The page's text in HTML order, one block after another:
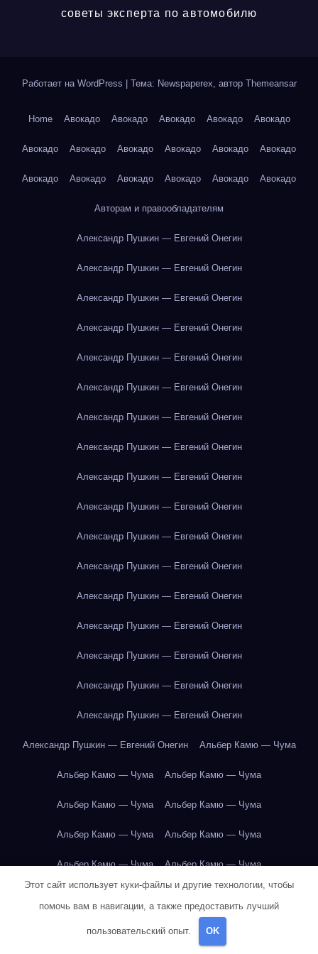
советы эксперта по автомобилю
Работает на WordPress Тема: Newspaperex, автор Themeansar
Home Авокадо Авокадо Авокадо Авокадо Авокадо
Авокадо Авокадо Авокадо Авокадо Авокадо Авокадо
Авокадо Авокадо Авокадо Авокадо Авокадо Авокадо
Авторам и правообладателям
Александр Пушкин — Евгений Онегин
Александр Пушкин — Евгений Онегин
Александр Пушкин — Евгений Онегин
Александр Пушкин — Евгений Онегин
Александр Пушкин — Евгений Онегин
Александр Пушкин — Евгений Онегин
Александр Пушкин — Евгений Онегин
Александр Пушкин — Евгений Онегин
Александр Пушкин — Евгений Онегин
Александр Пушкин — Евгений Онегин
Александр Пушкин — Евгений Онегин
Александр Пушкин — Евгений Онегин
Александр Пушкин — Евгений Онегин
Александр Пушкин — Евгений Онегин
Александр Пушкин — Евгений Онегин
Александр Пушкин — Евгений Онегин
Александр Пушкин — Евгений Онегин
Александр Пушкин — Евгений Онегин Альбер Камю — Чума
Альбер Камю — Чума Альбер Камю — Чума
Альбер Камю — Чума Альбер Камю — Чума
Альбер Камю — Чума Альбер Камю — Чума
Альбер Камю — Чума Альбер Камю — Чума
Этот сайт использует куки-файлы и другие технологии, чтобы
помочь вам в навигации, а также предоставить лучший
пользовательский опыт. OK